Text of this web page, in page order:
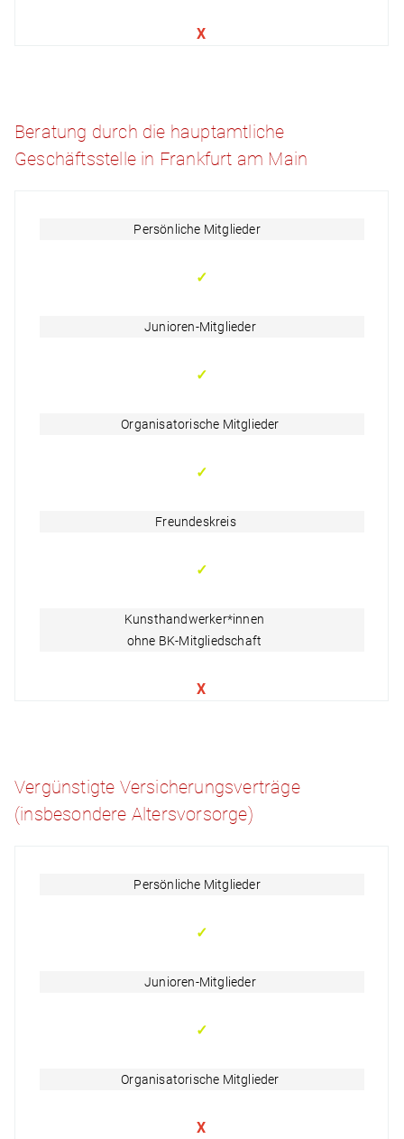
X
Beratung durch die hauptamtliche
Geschäftsstelle in Frankfurt am Main
Persönliche Mitglieder
✓
Junioren-Mitglieder
✓
Organisatorische Mitglieder
✓
Freundeskreis
✓
Kunsthandwerker*innen
ohne BK-Mitgliedschaft
X
Vergünstigte Versicherungsverträge
(insbesondere Altersvorsorge)
Persönliche Mitglieder
✓
Junioren-Mitglieder
✓
Organisatorische Mitglieder
X